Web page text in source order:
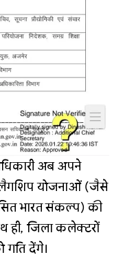
अब अपने
योजनाओं (जैसे
भारत संकल्प) की
ही, जिला कलेक्टरों
गति देंगे।